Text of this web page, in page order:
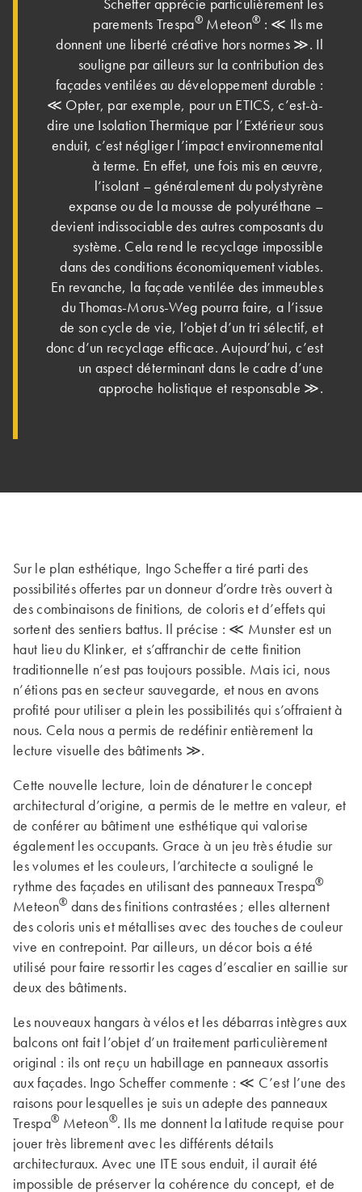
Scheffer apprécie particulièrement les
parements Trespa®Meteon® : ≪ Ils me
donnent une liberté créative hors normes ≫. Il
souligne par ailleurs sur la contribution des
façades ventilées au développement durable :
≪ Opter, par exemple, pour un ETICS, c’est-à-
dire une Isolation Thermique par l’Extérieur sous
enduit, c’est négliger l’impact environnemental
à terme. En effet, une fois mis en œuvre,
l’isolant – généralement du polystyrène
expanse ou de la mousse de polyuréthane –
devient indissociable des autres composants du
système. Cela rend le recyclage impossible
dans des conditions économiquement viables.
En revanche, la façade ventilée des immeubles
du Thomas-Morus-Weg pourra faire, a l’issue
de son cycle de vie, l’objet d’un tri sélectif, et
donc d’un recyclage efficace. Aujourd’hui, c’est
un aspect déterminant dans le cadre d’une
approche holistique et responsable ≫.
Sur le plan esthétique, Ingo Scheffer a tiré parti des
possibilités offertes par un donneur d’ordre très ouvert à
des combinaisons de finitions, de coloris et d’effets qui
sortent des sentiers battus. Il précise : ≪ Munster est un
haut lieu du Klinker, et s’affranchir de cette finition
traditionnelle n’est pas toujours possible. Mais ici, nous
n’étions pas en secteur sauvegarde, et nous en avons
profité pour utiliser a plein les possibilités qui s’offraient à
nous. Cela nous a permis de redéfinir entièrement la
lecture visuelle des bâtiments ≫.
Cette nouvelle lecture, loin de dénaturer le concept
architectural d’origine, a permis de le mettre en valeur, et
de conférer au bâtiment une esthétique qui valorise
également les occupants. Grace à un jeu très étudie sur
les volumes et les couleurs, l’architecte a souligné le
rythme des façades en utilisant des panneaux Trespa®
Meteon® dans des finitions contrastées ; elles alternent
des coloris unis et métallises avec des touches de couleur
vive en contrepoint. Par ailleurs, un décor bois a été
utilisé pour faire ressortir les cages d’escalier en saillie sur
deux des bâtiments.
Les nouveaux hangars à vélos et les débarras intègres aux
balcons ont fait l’objet d’un traitement particulièrement
original : ils ont reçu un habillage en panneaux assortis
aux façades. Ingo Scheffer commente : ≪ C’est l’une des
raisons pour lesquelles je suis un adepte des panneaux
Trespa® Meteon®. Ils me donnent la latitude requise pour
jouer très librement avec les différents détails
architecturaux. Avec une ITE sous enduit, il aurait été
impossible de préserver la cohérence du concept, et de